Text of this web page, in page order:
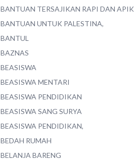
BANTUAN TERSAJIKAN RAPI DAN APIK
BANTUAN UNTUK PALESTINA,
BANTUL
BAZNAS
BEASISWA
BEASISWA MENTARI
BEASISWA PENDIDIKAN
BEASISWA SANG SURYA
BEASISWA PENDIDIKAN,
BEDAH RUMAH
BELANJA BARENG